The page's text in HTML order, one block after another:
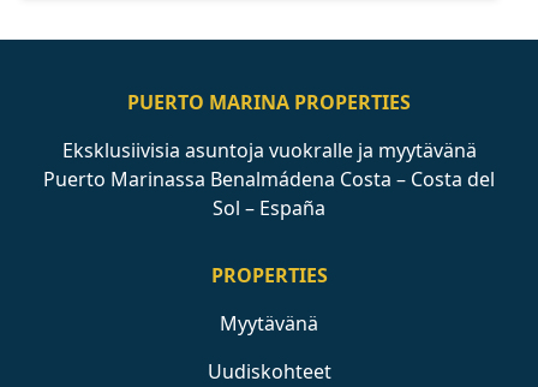
PUERTO MARINA PROPERTIES
Eksklusiivisia asuntoja vuokralle ja myytävänä
Puerto Marinassa Benalmádena Costa – Costa del
Sol – España
PROPERTIES
Myytävänä
Uudiskohteet